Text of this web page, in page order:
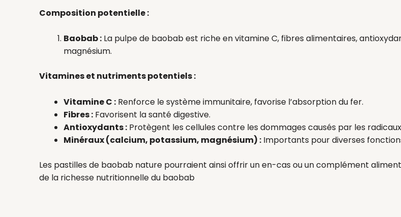
Composition potentielle :
Baobab : La pulpe de baobab est riche en vitamine C, fibres alimentaires,
magnésium.
Vitamines et nutriments potentiels :
Vitamine C : Renforce le système immunitaire, favorise l’absorption du fer.
Fibres : Favorisent la santé digestive.
Antioxydants : Protègent les cellules contre les dommages causés par les
Minéraux (calcium, potassium, magnésium) : Importants pour diverses
Les pastilles de baobab nature pourraient ainsi offrir un en-cas ou un complément
de la richesse nutritionnelle du baobab